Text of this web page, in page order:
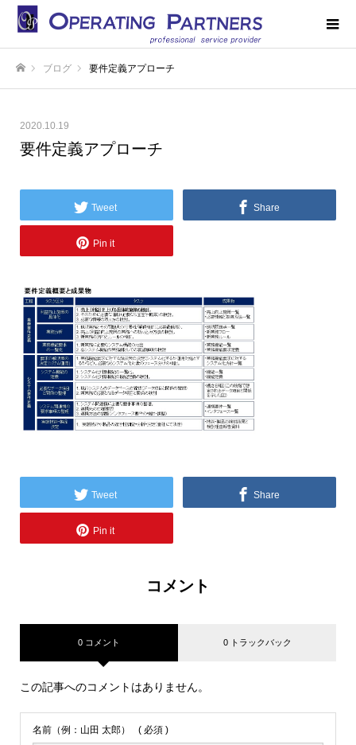
ブログ 要件定義アプローチ
2020.10.19
要件定義アプローチ
Tweet Share
Pin it
Tweet Share
Pin it
コメント
0 コメント 0 トラックバック
この記事へのコメントはありません。
名前（例：山田 太郎） ( 必須 )